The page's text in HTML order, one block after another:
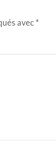
avec *